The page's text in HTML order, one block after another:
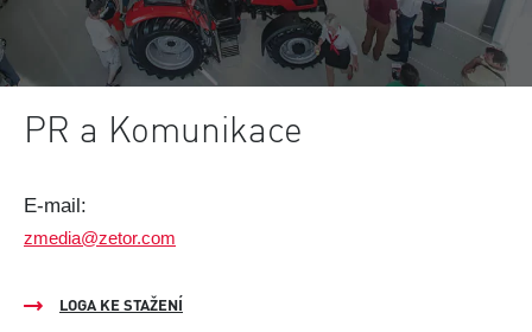
PR a Komunikace
E-mail:
zmedia@zetor.com
LOGA KE STAŽENÍ